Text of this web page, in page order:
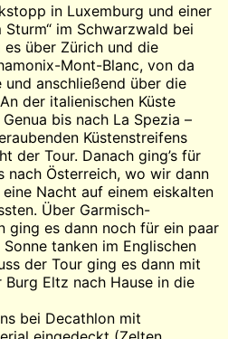
in Luxemburg und einer
im Schwarzwald bei
es über Zürich und die
Mont-Blanc, von da
anschließend über die
der italienischen Küste
bis nach La Spezia –
Küstenstreifens
der Tour. Danach ging’s für
nach Österreich, wo wir dann
Nacht auf einem eiskalten
Über Garmisch-
ging es dann noch für ein paar
tanken im Englischen
der Tour ging es dann mit
Eltz nach Hause in die
bei Decathlon mit